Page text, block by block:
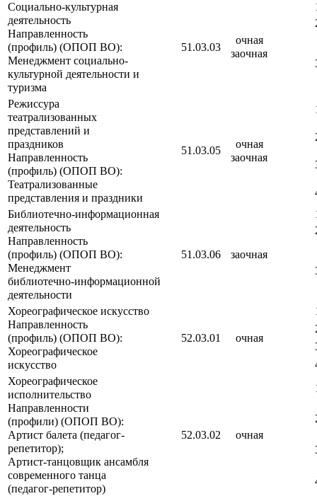
Социально-культурная
деятельность
Направленность
(профиль) (ОПОП ВО):
Менеджмент социально-
культурной деятельности и
туризма
51.03.03
очная
заочная
Режиссура
театрализованных
представлений и
праздников
Направленность
(профиль) (ОПОП ВО):
Театрализованные
представления и праздники
51.03.05
очная
заочная
Библиотечно-информационная
деятельность
Направленность
(профиль) (ОПОП ВО):
Менеджмент
библиотечно-информационной
деятельности
51.03.06 заочная
Хореографическое искусство
Направленность
(профиль) (ОПОП ВО):
Хореографическое
искусство
52.03.01 очная
Хореографическое
исполнительство
Направленности
(профили) (ОПОП ВО):
Артист балета (педагог-
репетитор);
Артист-танцовщик ансамбля
современного танца
(педагог-репетитор)
52.03.02 очная